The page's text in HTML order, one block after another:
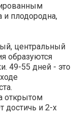
и плодородна,
центральный
образуются
49-55 дней - это
открытом
достичь и 2-х